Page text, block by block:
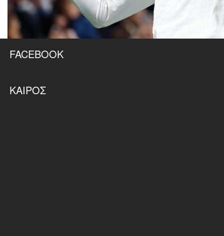
FACEBOOK
ΚΑΙΡΌΣ